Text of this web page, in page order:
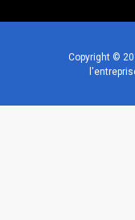
Copyright ©